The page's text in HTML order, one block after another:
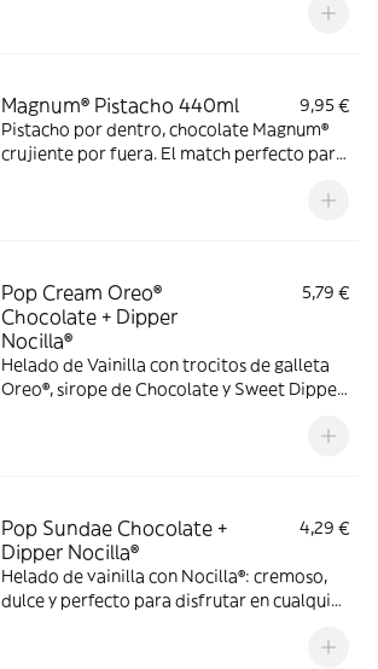
Nuggets. Ideal para los que creen que todo
Magnum® Pistacho 440ml
9,95 €
Pistacho por dentro, chocolate Magnum®
crujiente por fuera. El match perfecto para
Pop Cream Oreo®
Chocolate + Dipper
Nocilla®
5,79 €
Helado de Vainilla con trocitos de galleta
Oreo®, sirope de Chocolate y Sweet Dipper
Pop Sundae Chocolate +
Dipper Nocilla®
4,29 €
Helado de vainilla con Nocilla®: cremoso,
dulce y perfecto para disfrutar en cualquier